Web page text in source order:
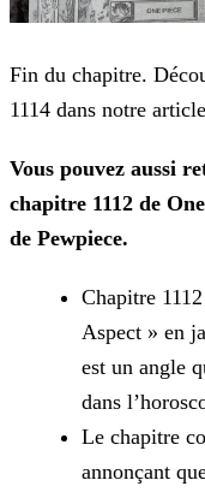
Fin du chapitre.
1114 dans notre
Vous pouvez aussi
chapitre 1112 de
de Pewpiece.
Chapitre
Aspect » en
est un angle
dans
Le chapitre
annonçant